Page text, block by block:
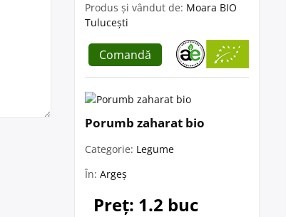
Produs și vândut de: Moara BIO
Tulucești
Comandă
Porumb zaharat bio
Categorie: Legume
În: Argeș
Preț: 1.2 buc